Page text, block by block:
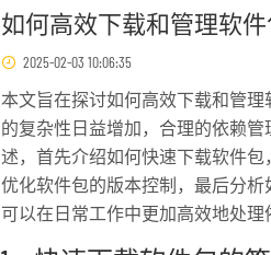
如何高效下载和管理软
2025-02-03 10:06:35
本文旨在探讨如何高效下载和管
的复杂性日益增加，合理的依赖
述，首先介绍如何快速下载软件
优化软件包的版本控制，最后分
可以在日常工作中更加高效地处理